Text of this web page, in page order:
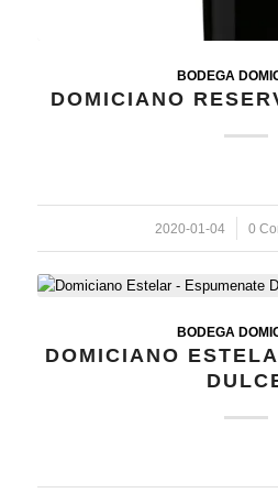
BODEGA
DOMICIANO
2020-01-04
/ 0
BODEGA
DOMICIANO